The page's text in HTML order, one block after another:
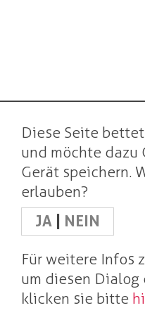
Diese Seite
und möchte dazu
Gerät speichern.
erlauben?
JA
NEIN
Für weitere Infos
um diesen
klicken sie bitte